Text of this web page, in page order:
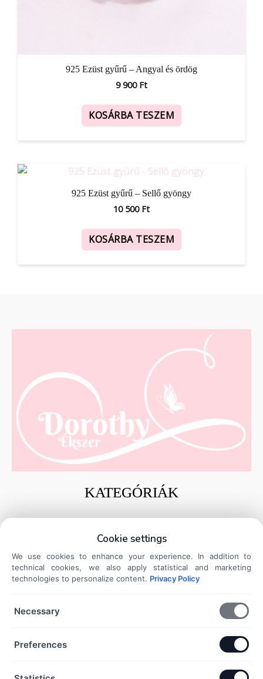
925 Ezüst gyűrű – Angyal és ördög
9 900 Ft
KOSÁRBA TESZEM
925 Ezüst gyűrű – Sellő gyöngy
10 500 Ft
KOSÁRBA TESZEM
KATEGÓRIÁK
Ezüst charmok és medálok
Ezüst karkötők
Ezüst nyakláncok
Cookie settings
We use cookies to enhance your experience. In addition to
technical cookies, we also apply statistical and marketing
technologies to personalize content. Privacy Policy
Necessary
Preferences